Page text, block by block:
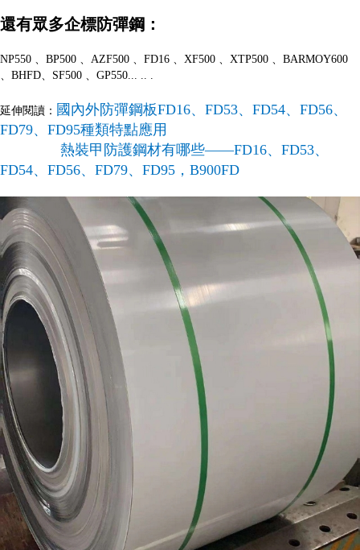
還有眾多企標防彈鋼：
NP550 、BP500 、AZF500 、FD16 、XF500 、XTP500 、BARMOY600
、BHFD、SF500 、GP550... .. .
延伸閱讀： 國內外防彈鋼板FD16、FD53、FD54、FD56、
FD79、FD95種類特點應用
熱裝甲防護鋼材有哪些——FD16、FD53、
FD54、FD56、FD79、FD95，B900FD